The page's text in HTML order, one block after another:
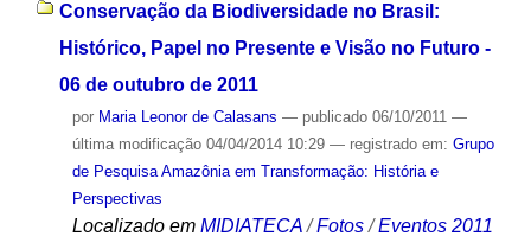
Conservação da Biodiversidade no Brasil:
Histórico, Papel no Presente e Visão no Futuro -
06 de outubro de 2011
por Maria Leonor de Calasans — publicado06/10/2011 —
última modificação04/04/2014 10:29 — registrado em: Grupo
de Pesquisa Amazônia em Transformação: História e
Perspectivas
Localizado em MIDIATECA /Fotos /Eventos 2011